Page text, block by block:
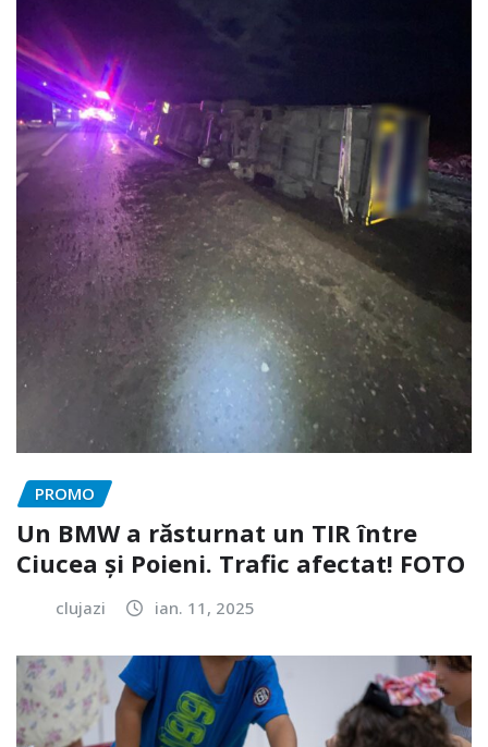
PROMO
Un BMW a răsturnat un TIR între
Ciucea și Poieni. Trafic afectat! FOTO
clujazi ian. 11, 2025